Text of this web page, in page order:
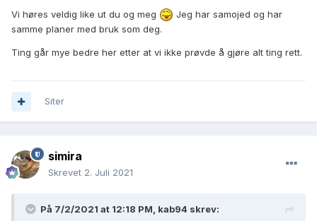
sett veldig høyt aktivitetsnivå. Er så vanskelig å vite hva som
er for mye og hva som er for lite synes jeg! Hun skal brukes
til tur, kløv og snørekjøring når hun blir voksen, men kan
ikke holde på i timesvis per dag (2-3 timer i hverdagene), så
hadde vært så fint om hun klarte å slappe av og lade opp.
Spesielt siden jeg helst vil ha henne med over alt, og det blir
steder enn i buret hjemme
Godt poeng. Prøver å ha noen dager helt sporadisk hvor det
det kan være overstimulering ja. Hva ville du gjort de
Vi høres veldig like ut du og meg
Jeg har samojed og har
samme planer med bruk som deg.
Ting går mye bedre her etter at vi ikke prøvde å gjøre alt ting rett.
Siter
simira
Skrevet 2. Juli 2021
På 7/2/2021 at 12:18 PM, kab94 skrev: